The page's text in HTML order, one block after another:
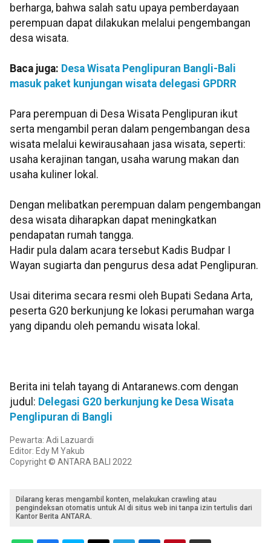
berharga, bahwa salah satu upaya pemberdayaan
perempuan dapat dilakukan melalui pengembangan
desa wisata.
Baca juga: Desa Wisata Penglipuran Bangli-Bali
masuk paket kunjungan wisata delegasi GPDRR
Para perempuan di Desa Wisata Penglipuran ikut
serta mengambil peran dalam pengembangan desa
wisata melalui kewirausahaan jasa wisata, seperti:
usaha kerajinan tangan, usaha warung makan dan
usaha kuliner lokal.
Dengan melibatkan perempuan dalam pengembangan
desa wisata diharapkan dapat meningkatkan
pendapatan rumah tangga.
Hadir pula dalam acara tersebut Kadis Budpar I
Wayan sugiarta dan pengurus desa adat Penglipuran.
Usai diterima secara resmi oleh Bupati Sedana Arta,
peserta G20 berkunjung ke lokasi perumahan warga
yang dipandu oleh pemandu wisata lokal.
Berita ini telah tayang di Antaranews.com dengan
judul: Delegasi G20 berkunjung ke Desa Wisata
Penglipuran di Bangli
Pewarta: Adi Lazuardi
Editor: Edy M Yakub
Copyright © ANTARA BALI 2022
Dilarang keras mengambil konten, melakukan crawling atau
pengindeksan otomatis untuk AI di situs web ini tanpa izin tertulis dari
Kantor Berita ANTARA.